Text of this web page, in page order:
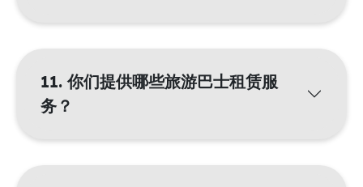
11. 你们提供哪些旅游巴士租赁服
务？